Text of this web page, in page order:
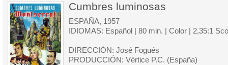
Cumbres luminosas
ESPAÑA, 1957
IDIOMAS: Español | 80 min. | Color | 2,35:1
DIRECCIÓN: José Fogués
PRODUCCIÓN: Vértice P.C. (España)